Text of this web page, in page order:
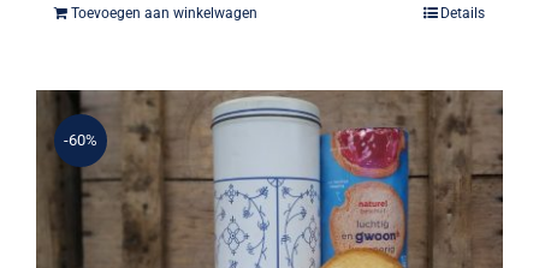
Toevoegen aan winkelwagen Details
-60%